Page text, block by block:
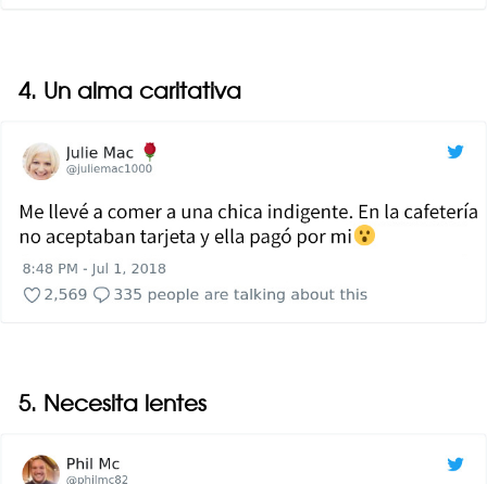
4. Un alma caritativa
5. Necesita lentes